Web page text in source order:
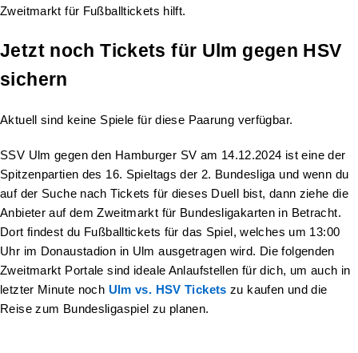
Zweitmarkt für Fußballtickets hilft.
Jetzt noch Tickets für Ulm gegen HSV
sichern
Aktuell sind keine Spiele für diese Paarung verfügbar.
SSV Ulm gegen den Hamburger SV am 14.12.2024 ist eine der
Spitzenpartien des 16. Spieltags der 2. Bundesliga und wenn du
auf der Suche nach Tickets für dieses Duell bist, dann ziehe die
Anbieter auf dem Zweitmarkt für Bundesligakarten in Betracht.
Dort findest du Fußballtickets für das Spiel, welches um 13:00
Uhr im Donaustadion in Ulm ausgetragen wird. Die folgenden
Zweitmarkt Portale sind ideale Anlaufstellen für dich, um auch in
letzter Minute noch Ulm vs. HSV Tickets zu kaufen und die
Reise zum Bundesligaspiel zu planen.